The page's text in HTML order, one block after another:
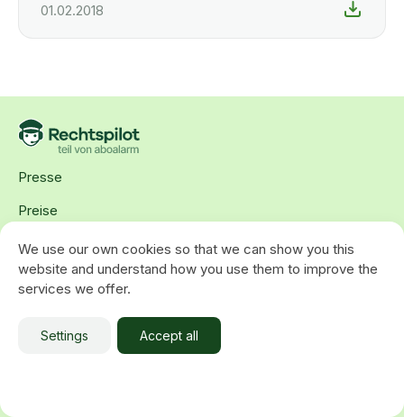
01.02.2018
Presse
Preise
Karriere
Kontakt
AGB
We use our own cookies so that we can show you this
website and understand how you use them to improve the
services we offer.
Settings Accept all